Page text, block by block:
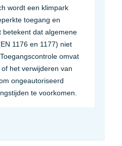
wordt een klimpark
toegang en
betekent dat algemene
1176 en 1177) niet
omvat
het verwijderen van
ongeautoriseerd
te voorkomen.